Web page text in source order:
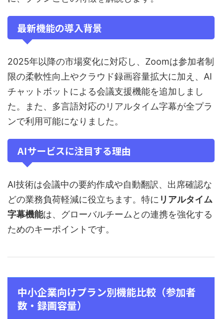
最新機能の導入背景
2025年以降の市場変化に対応し、Zoomは参加者制
限の柔軟性向上やクラウド録画容量拡大に加え、AI
チャットボットによる会議支援機能を追加しまし
た。また、多言語対応のリアルタイム字幕が全プラ
ンで利用可能になりました。
AIサービスに注目する理由
AI技術は会議中の要約作成や自動翻訳、出席確認な
どの業務負荷軽減に役立ちます。特に リアルタイム
字幕機能は、グローバルチームとの連携を強化する
ためのキーポイントです。
中小企業向けプラン別機能比較（参加者
数・録画容量）